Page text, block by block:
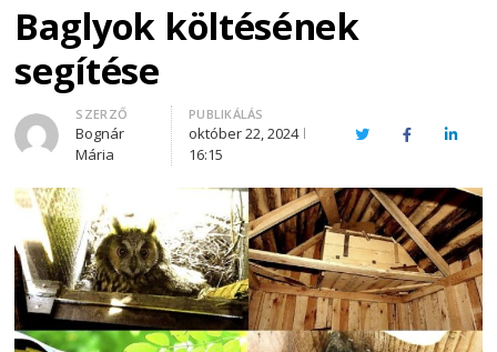
Baglyok költésének
segítése
Author
SZERZŐ
Bognár
Mária
PUBLIKÁLÁS
október 22, 2024
16:15
TwitterFacebook